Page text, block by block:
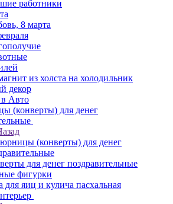
работники
8 марта
из холста на холодильник
декор
Авто
(конверты) для денег
(конверты) для денег
для денег поздравительные
фигурки
для яиц и кулича пасхальная